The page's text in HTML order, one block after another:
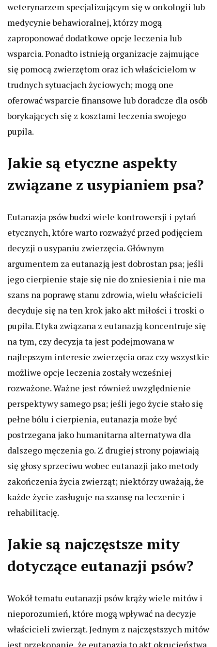
weterynarzem specjalizującym się w onkologii lub
medycynie behawioralnej, którzy mogą
zaproponować dodatkowe opcje leczenia lub
wsparcia. Ponadto istnieją organizacje zajmujące
się pomocą zwierzętom oraz ich właścicielom w
trudnych sytuacjach życiowych; mogą one
oferować wsparcie finansowe lub doradcze dla osób
borykających się z kosztami leczenia swojego
pupila.
Jakie są etyczne aspekty
związane z usypianiem psa?
Eutanazja psów budzi wiele kontrowersji i pytań
etycznych, które warto rozważyć przed podjęciem
decyzji o usypaniu zwierzęcia. Głównym
argumentem za eutanazją jest dobrostan psa; jeśli
jego cierpienie staje się nie do zniesienia i nie ma
szans na poprawę stanu zdrowia, wielu właścicieli
decyduje się na ten krok jako akt miłości i troski o
pupila. Etyka związana z eutanazją koncentruje się
na tym, czy decyzja ta jest podejmowana w
najlepszym interesie zwierzęcia oraz czy wszystkie
możliwe opcje leczenia zostały wcześniej
rozważone. Ważne jest również uwzględnienie
perspektywy samego psa; jeśli jego życie stało się
pełne bólu i cierpienia, eutanazja może być
postrzegana jako humanitarna alternatywa dla
dalszego męczenia go. Z drugiej strony pojawiają
się głosy sprzeciwu wobec eutanazji jako metody
zakończenia życia zwierząt; niektórzy uważają, że
każde życie zasługuje na szansę na leczenie i
rehabilitację.
Jakie są najczęstsze mity
dotyczące eutanazji psów?
Wokół tematu eutanazji psów krąży wiele mitów i
nieporozumień, które mogą wpływać na decyzje
właścicieli zwierząt. Jednym z najczęstszych mitów